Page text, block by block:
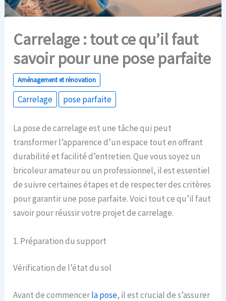
Carrelage : tout ce qu’il faut
savoir pour une pose parfaite
Aménagement et rénovation
Carrelage pose parfaite
La pose de carrelage est une tâche qui peut
transformer l’apparence d’un espace tout en offrant
durabilité et facilité d’entretien. Que vous soyez un
bricoleur amateur ou un professionnel, il est essentiel
de suivre certaines étapes et de respecter des critères
pour garantir une pose parfaite. Voici tout ce qu’il faut
savoir pour réussir votre projet de carrelage.
1. Préparation du support
Vérification de l’état du sol
Avant de commencerla pose, il est crucial de s’assurer